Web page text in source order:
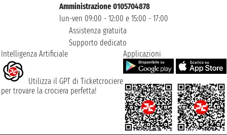
Amministrazione 0105704878
lun-ven 09:00 - 12:00 e 15:00 - 17:00
Assistenza gratuita
Supporto dedicato
Intelligenza Artificiale
Utilizza il GPT di Ticketcrociere
per trovare la crociera perfetta!
Applicazioni